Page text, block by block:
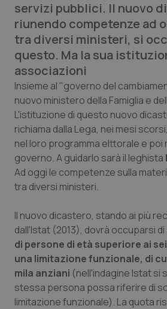
Emilia-Romagna
Friuli Venezia Giulia
Lazio
Liguria
Lombardia
Marche
Piemonte
Provincia Autonoma di
Provincia Autonoma di
Colesterolo &
Dermatite Atopica
Diabete & glucometri
Disturbi dell’umore
Dolore
Donna & Salute
HIV
Infezioni & Febbre
Ipertensione & Scompenso
servizi pubblici. Il nuovo
riunendo competenze ad
tra diversi ministeri, si
questo. Ma la sua
associazioni
Insieme al "governo del
nuovo ministero della Famiglia e
L'istituzione di questo nuovo
richiama dalla Lega, nei mesi
nel loro programma elttorale e poi
governo. A guidarlo sarà il leghista
Ad oggi le competenze sulla
tra diversi ministeri.
Il nuovo dicastero, stando ai più
dall'Istat (2013), dovrà occuparsi di
di persone di età superiore ai
una limitazione funzionale, di
mila anziani (nell'indagine Istat si
stessa persona possa riferire di
limitazione funzionale). La quota